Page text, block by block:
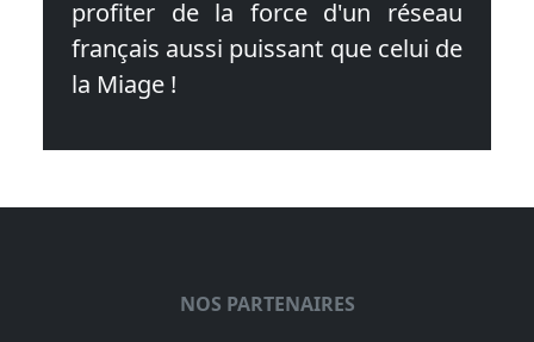
profiter de la force d'un réseau
français aussi puissant que celui de
la Miage !
NOS PARTENAIRES